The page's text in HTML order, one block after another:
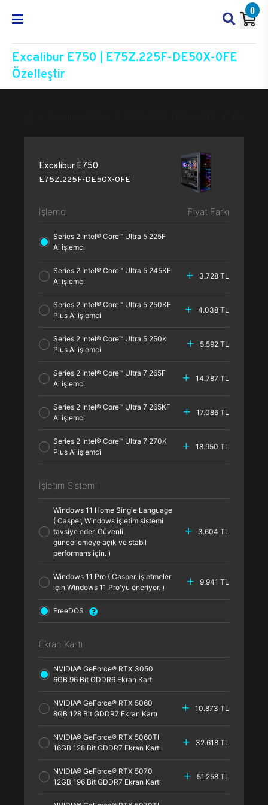
0
Excalibur E750 | E75Z.225F-DE50X-0FE
Özelleştir
Excalibur E750
E75Z.225F-DE50X-0FE
İşlemci Fiyat Farkı
Series 2 Intel® Core™ Ultra 5 225F
Ai işlemci
Series 2 Intel® Core™ Ultra 5 245KF
AI işlemci
3.728 TL
Series 2 Intel® Core™ Ultra 5 250KF
Plus Ai işlemci
4.038 TL
Series 2 Intel® Core™ Ultra 5 250K
Plus Ai işlemci
5.592 TL
Series 2 Intel® Core™ Ultra 7 265F
Ai işlemci
14.787 TL
Series 2 Intel® Core™ Ultra 7 265KF
Ai işlemci
17.086 TL
Series 2 Intel® Core™ Ultra 7 270K
Plus Ai işlemci
18.950 TL
İşletim Sistemi
Windows 11 Home Single Language
( Casper, Windows işletim sistemi
tavsiye eder. Güvenli,
güncellemeye açık ve stabil
performans için. )
3.604 TL
Windows 11 Pro ( Casper, işletmeler
için Windows 11 Pro'yu öneriyor. )
9.941 TL
FreeDOS
Ekran Kartı
NVIDIA® GeForce® RTX 3050
6GB 96 Bit GDDR6 Ekran Kartı
NVIDIA® GeForce® RTX 5060
8GB 128 Bit GDDR7 Ekran Kartı
10.873 TL
NVIDIA® GeForce® RTX 5060TI
16GB 128 Bit GDDR7 Ekran Kartı
32.618 TL
NVIDIA® GeForce® RTX 5070
12GB 196 Bit GDDR7 Ekran Kartı
51.258 TL